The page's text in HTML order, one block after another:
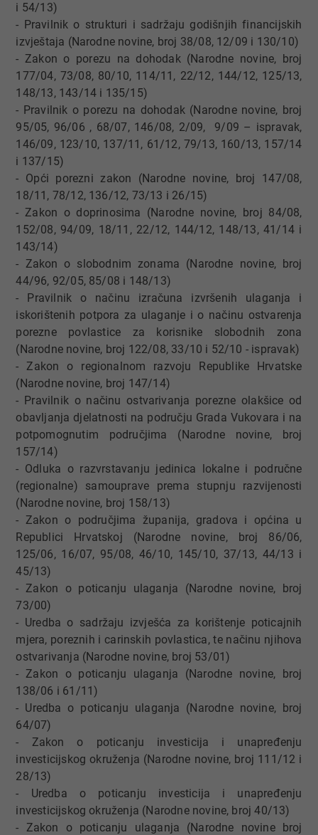
i 54/13)
- Pravilnik o strukturi i sadržaju godišnjih financijskih
izvještaja (Narodne novine, broj 38/08, 12/09 i 130/10)
- Zakon o porezu na dohodak (Narodne novine, broj
177/04, 73/08, 80/10, 114/11, 22/12, 144/12, 125/13,
148/13, 143/14 i 135/15)
- Pravilnik o porezu na dohodak (Narodne novine, broj
95/05, 96/06 , 68/07, 146/08, 2/09, 9/09 – ispravak,
146/09, 123/10, 137/11, 61/12, 79/13, 160/13, 157/14
i 137/15)
- Opći porezni zakon (Narodne novine, broj 147/08,
18/11, 78/12, 136/12, 73/13 i 26/15)
- Zakon o doprinosima (Narodne novine, broj 84/08,
152/08, 94/09, 18/11, 22/12, 144/12, 148/13, 41/14 i
143/14)
- Zakon o slobodnim zonama (Narodne novine, broj
44/96, 92/05, 85/08 i 148/13)
- Pravilnik o načinu izračuna izvršenih ulaganja i
iskorištenih potpora za ulaganje i o načinu ostvarenja
porezne povlastice za korisnike slobodnih zona
(Narodne novine, broj 122/08, 33/10 i 52/10 - ispravak)
- Zakon o regionalnom razvoju Republike Hrvatske
(Narodne novine, broj 147/14)
- Pravilnik o načinu ostvarivanja porezne olakšice od
obavljanja djelatnosti na području Grada Vukovara i na
potpomognutim područjima (Narodne novine, broj
157/14)
- Odluka o razvrstavanju jedinica lokalne i područne
(regionalne) samouprave prema stupnju razvijenosti
(Narodne novine, broj 158/13)
- Zakon o područjima županija, gradova i općina u
Republici Hrvatskoj (Narodne novine, broj 86/06,
125/06, 16/07, 95/08, 46/10, 145/10, 37/13, 44/13 i
45/13)
- Zakon o poticanju ulaganja (Narodne novine, broj
73/00)
- Uredba o sadržaju izvješća za korištenje poticajnih
mjera, poreznih i carinskih povlastica, te načinu njihova
ostvarivanja (Narodne novine, broj 53/01)
- Zakon o poticanju ulaganja (Narodne novine, broj
138/06 i 61/11)
- Uredba o poticanju ulaganja (Narodne novine, broj
64/07)
- Zakon o poticanju investicija i unapređenju
investicijskog okruženja (Narodne novine, broj 111/12 i
28/13)
- Uredba o poticanju investicija i unapređenju
investicijskog okruženja (Narodne novine, broj 40/13)
- Zakon o poticanju ulaganja (Narodne novine broj